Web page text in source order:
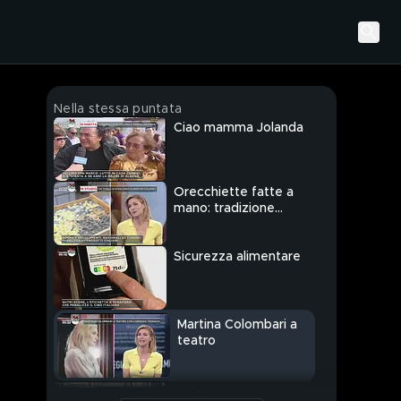
Nella stessa puntata
Ciao mamma Jolanda
Orecchiette fatte a
mano: tradizione
Sicurezza alimentare
Martina Colombari a
teatro